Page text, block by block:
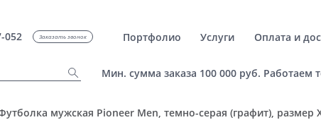
052 Заказать звонок Портфолио Услуги Оплата и
Мин. сумма заказа 100 000 руб. Работаем
мужская Pioneer Men, темно-серая (графит), размер